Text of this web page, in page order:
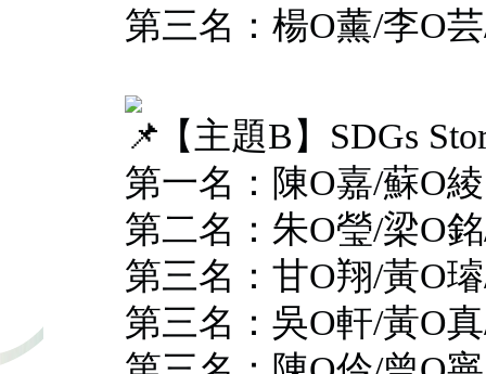
第三名：楊O薰/李O
【主題B】SDGs
第一名：陳O嘉/蘇O綾
第二名：朱O瑩/梁O
第三名：甘O翔/黃O
第三名：吳O軒/黃O